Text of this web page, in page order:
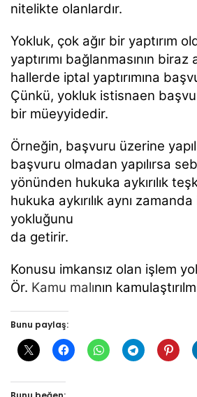
nitelikte olanlardır.
Yokluk, çok ağır bir yaptırım
yaptırımı bağlanmasının biraz
hallerde iptal yaptırımına
Çünkü, yokluk istisnaen
bir müeyyidedir.
Örneğin, başvuru üzerine
başvuru olmadan yapılırsa
yönünden hukuka aykırılık
hukuka aykırılık aynı
yokluğunu
da getirir.
Konusu imkansız olan işlem
Ör. Kamu malının
Bunu paylaş: